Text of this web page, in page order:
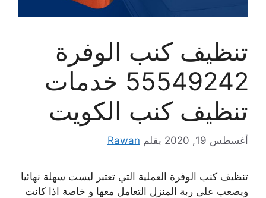
تنظيف كنب الوفرة
55549242 خدمات
تنظيف كنب الكويت
أغسطس 19, 2020 بقلم Rawan
تنظيف كنب الوفرة العملية التي تعتبر ليست سهلة نهائيا
ويصعب على ربة المنزل التعامل معها و خاصة اذا كانت